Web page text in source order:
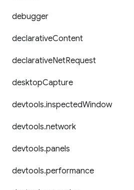
debugger
declarativeContent
declarativeNetRequest
desktopCapture
devtools.inspectedWindow
devtools.network
devtools.panels
devtools.performance